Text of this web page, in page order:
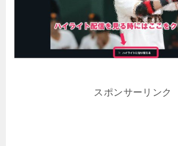
スポンサーリンク